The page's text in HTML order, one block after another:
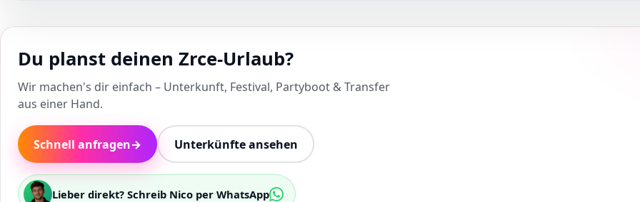
Du planst deinen Zrce-Urlaub?
Wir machen's dir einfach – Unterkunft, Festival, Partyboot & Transfer
aus einer Hand.
Schnell anfragen→ Unterkünfte ansehen
Lieber direkt? Schreib Nico per WhatsApp